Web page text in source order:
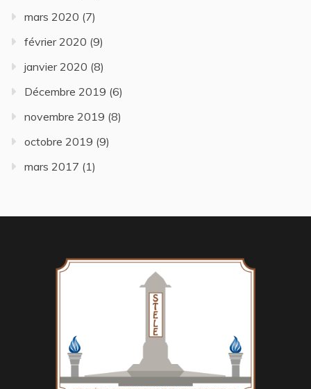
mars 2020 (7)
février 2020 (9)
janvier 2020 (8)
Décembre 2019 (6)
novembre 2019 (8)
octobre 2019 (9)
mars 2017 (1)